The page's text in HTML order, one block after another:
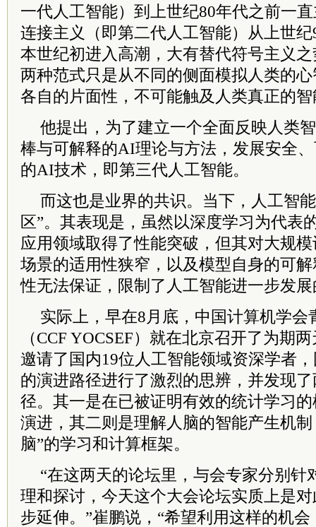
一代人工智能）到上世纪80年代之前一
连接主义（即第二代人工智能）从上世
本世纪初进入高潮，大有替代符号主义
两种范式只是从不同的侧面模拟人类的
各自的片面性，不可能触及人类真正的
他提出，为了建立一个全面反映人类
棒与可解释的AI理论与方法，发展安全
的AI技术，即第三代人工智能。
而这也是业界的共识。当下，人工智
区”。其表现是，虽然以深度学习为代表
应用领域取得了性能突破，但其对大规
场景的适用性狭窄，以及模型自身的可
性无法保证，限制了人工智能进一步发
实际上，早在8月底，中国计算机学会
（CCF YOCSEF）就在北京召开了为期
邀请了国内19位人工智能领域资深学者
的演进路径进行了激烈的思辨，并发现
径。其一是在已被证明有效的统计学习
演进，其二则是理解人脑的智能产生机
脑”的学习和计算框架。
“在这两天的论坛里，与会专家分别针
理和探讨，今天这个大会论坛实质上是
步延伸。”崔鹏说，“希望利用这样的机